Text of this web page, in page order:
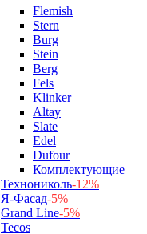
Flemish
Stern
Burg
Stein
Berg
Fels
Klinker
Altay
Slate
Edel
Dufour
Комплектующие
Технониколь-12%
Я-Фасад-5%
Grand Line-5%
Tecos